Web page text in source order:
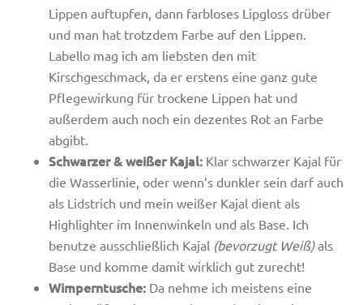
Lippen auftupfen, dann farbloses Lipgloss drüber
und man hat trotzdem Farbe auf den Lippen.
Labello mag ich am liebsten den mit
Kirschgeschmack, da er erstens eine ganz gute
Pflegewirkung für trockene Lippen hat und
außerdem auch noch ein dezentes Rot an Farbe
abgibt.
Schwarzer & weißer Kajal: Klar schwarzer Kajal für
die Wasserlinie, oder wenn’s dunkler sein darf auch
als Lidstrich und mein weißer Kajal dient als
Highlighter im Innenwinkeln und als Base. Ich
benutze ausschließlich Kajal (bevorzugt Weiß)als
Base und komme damit wirklich gut zurecht!
Wimperntusche: Da nehme ich meistens eine